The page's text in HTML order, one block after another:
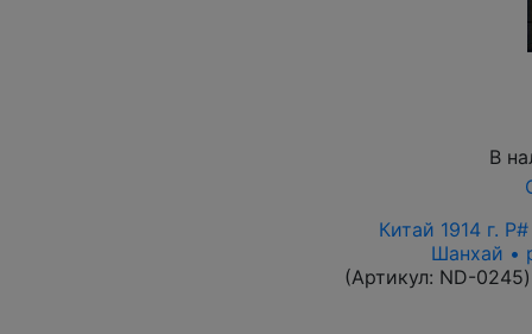
В
Китай 1914 г.
Шанхай •
(Артикул: ND-0245)